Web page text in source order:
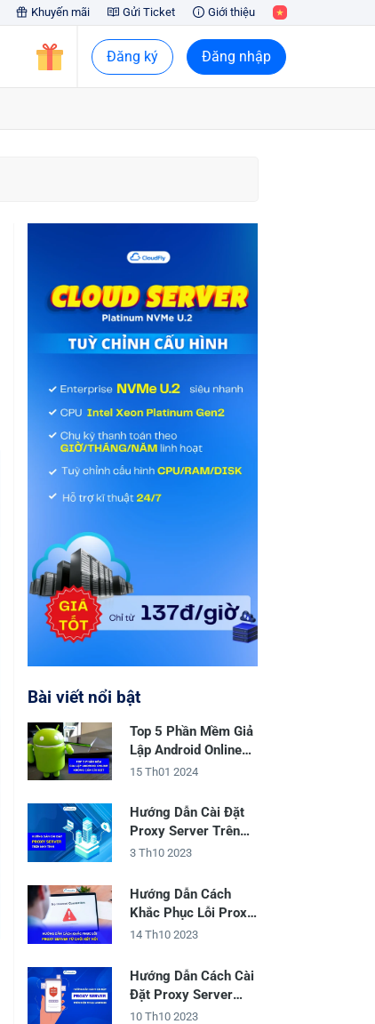
Khuyến mãi Gửi Ticket Giới thiệu
Đăng ký Đăng nhập
Bài viết nổi bật
Top 5 Phần Mềm Giả
Lập Android Online
Không Cần Cài Đặt
15 Th01 2024
Hướng Dẫn Cài Đặt
Proxy Server Trên
Máy Tính
3 Th10 2023
Hướng Dẫn Cách
Khắc Phục Lỗi Proxy
Server Từ Chối Kết
14 Th10 2023
Hướng Dẫn Cách Cài
Đặt Proxy Server
Trên Điện Thoại
10 Th10 2023